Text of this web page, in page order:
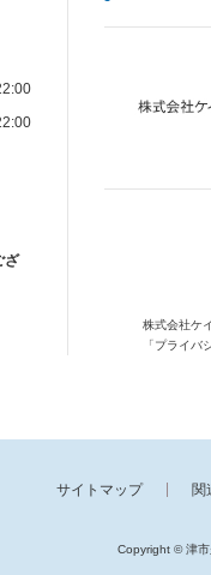
ざ
株式会社ケ
「プライバ
サイトマップ 関
Copyright © 津